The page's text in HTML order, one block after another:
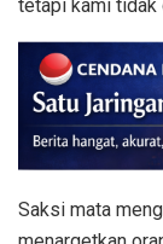
tetapi kami tidak
Saksi mata